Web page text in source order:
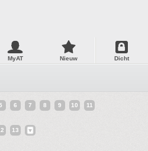
MyAT Nieuw Dicht
6 7 8 9 10 11
13